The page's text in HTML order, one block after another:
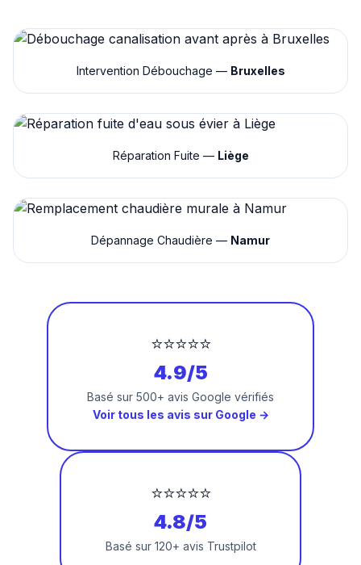
Intervention Débouchage — Bruxelles
Réparation Fuite — Liège
Dépannage Chaudière — Namur
⭐⭐⭐⭐⭐
4.9/5
Basé sur 500+ avis Google vérifiés
Voir tous les avis sur Google →
⭐⭐⭐⭐⭐
4.8/5
Basé sur 120+ avis Trustpilot